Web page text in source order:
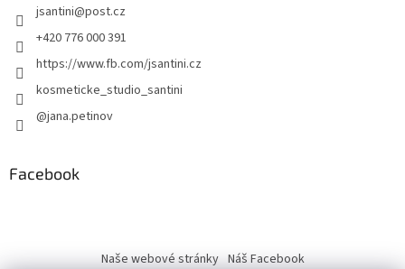
jsantini@post.cz
+420 776 000 391
https://www.fb.com/jsantini.cz
kosmeticke_studio_santini
@jana.petinov
Facebook
Naše webové stránky Náš Facebook